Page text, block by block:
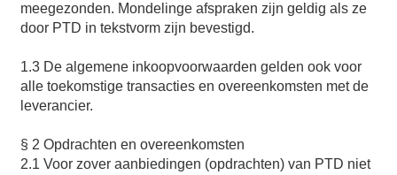
meegezonden. Mondelinge afspraken zijn geldig als ze
door PTD in tekstvorm zijn bevestigd.
1.3 De algemene inkoopvoorwaarden gelden ook voor
alle toekomstige transacties en overeenkomsten met de
leverancier.
§ 2 Opdrachten en overeenkomsten
2.1 Voor zover aanbiedingen (opdrachten) van PTD niet